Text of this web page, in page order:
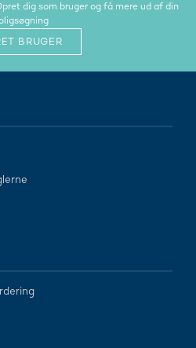
dig som bruger og få mere ud af din
BRUGER